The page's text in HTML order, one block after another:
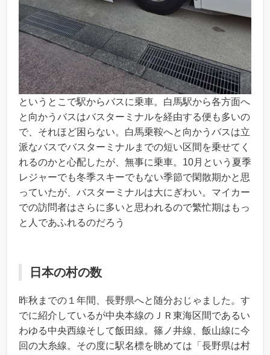
というとこで駅からバスに乗車。白馬駅から各方面へ
と向かうバスはバスターミナルを経由する便も多いの
で、それほど困らない。白馬乗鞍へと向かうバスは立
派なバスでバスターミナルまでの短い区間を乗せてく
れるのかと心配したが、無事に乗車。10月という夏季
レジャーでも冬季スキーでもない季節で閑散期かと思
っていたが、バスターミナルは大にぎわい。マイカー
での訪問者はさらに多いと思われるので繁忙期はもっ
と人であふれるのだろう
日本の村の数
昨秋までの１年間、長野県へと随分おじゃました。す
でに紹介しているが中央本線のＪＲ東海区間であるい
わゆる中央西線そして飯田線。篠ノ井線、飯山線に今
回の大糸線。その度に駅名標を眺めては「長野県は村